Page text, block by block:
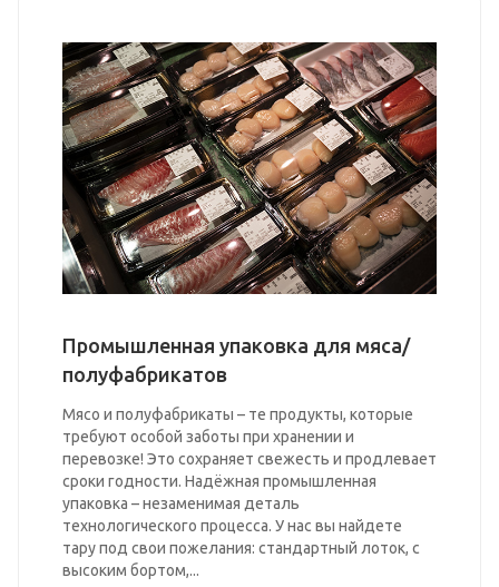
Промышленная упаковка для мяса/
полуфабрикатов
Мясо и полуфабрикаты – те продукты, которые
требуют особой заботы при хранении и
перевозке! Это сохраняет свежесть и продлевает
сроки годности. Надёжная промышленная
упаковка – незаменимая деталь
технологического процесса. У нас вы найдете
тару под свои пожелания: стандартный лоток, с
высоким бортом,...